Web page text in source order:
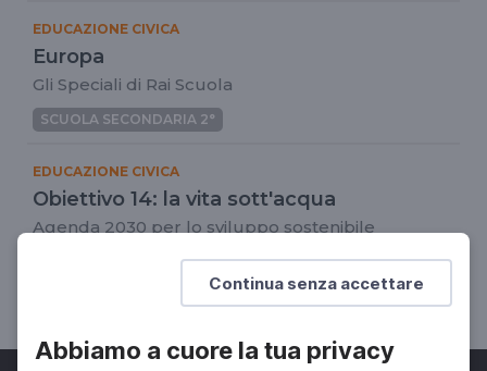
Continua senza accettare
Abbiamo a cuore la tua privacy
EDUCAZIONE CIVICA
Europa
Gli Speciali di Rai Scuola
SCUOLA SECONDARIA 2°
EDUCAZIONE CIVICA
Obiettivo 14: la vita sott'acqua
Agenda 2030 per lo sviluppo sostenibile
SCUOLA PRIMARIA
SCUOLA SECONDARIA 1°